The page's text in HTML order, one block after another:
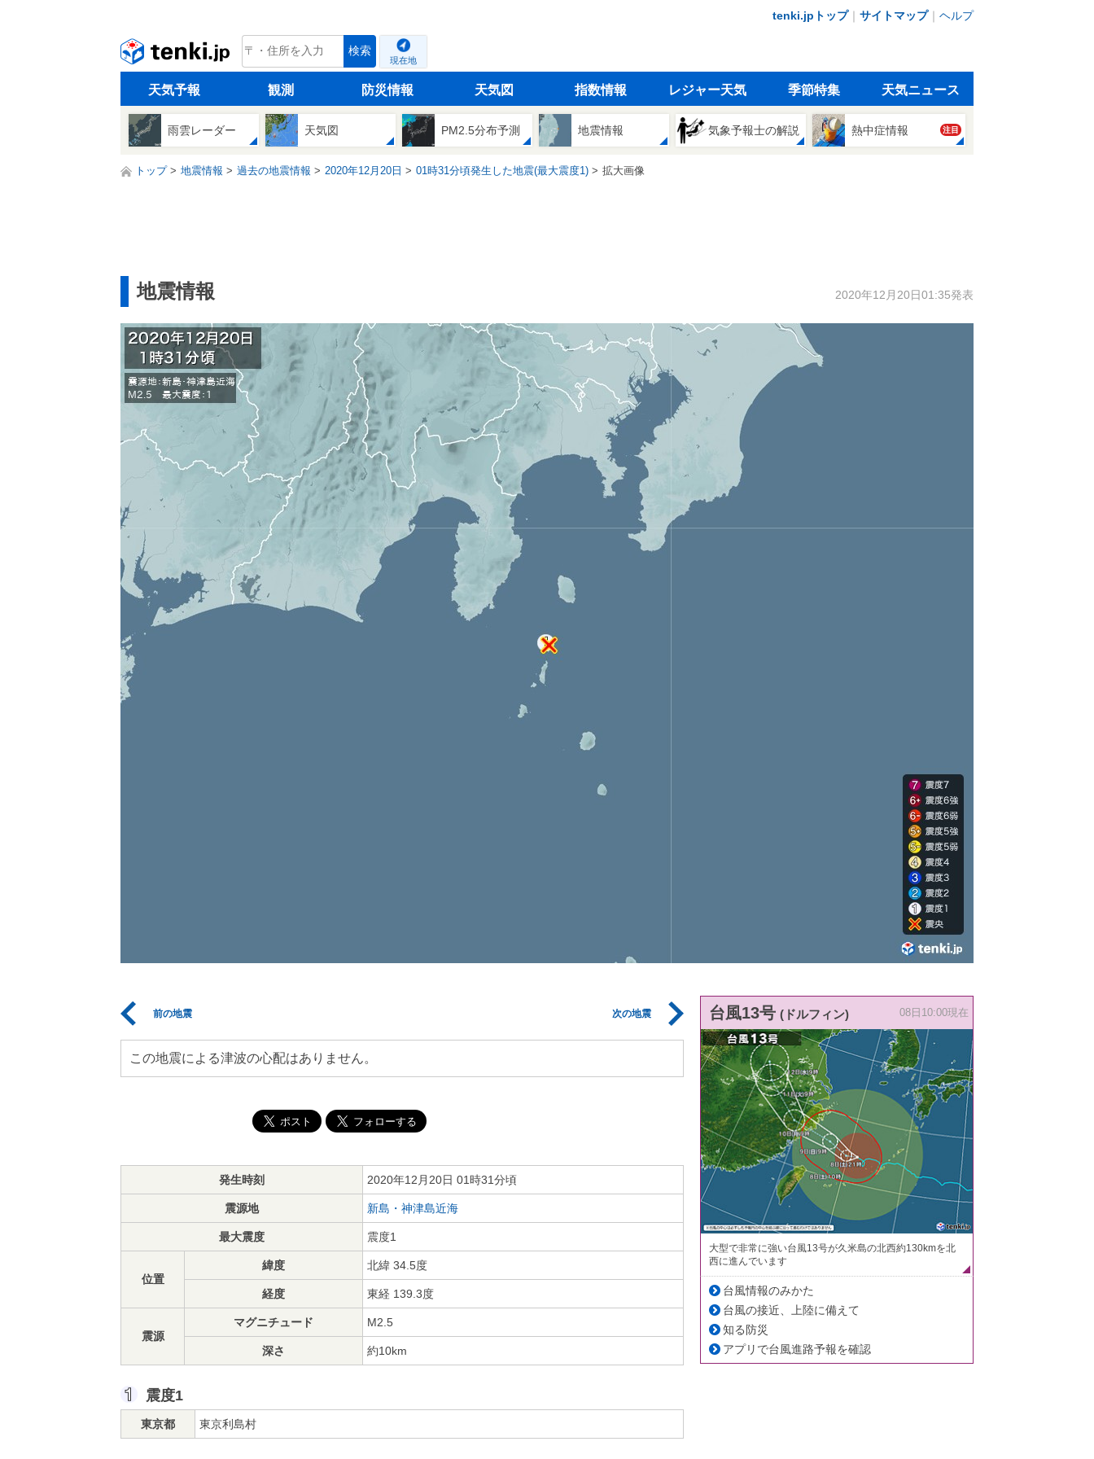
tenki.jpトップ｜ サイトマップ｜ ヘルプ
tenki.jp 検索
現在地
天気予報 観測 防災情報 天気図 指数情報 レジャー天気 季節特集 天気ニュース
雨雲レーダー 天気図 PM2.5分布予測 地震情報 気象予報士の解説 熱中症情報 注目
トップ 地震情報 過去の地震情報 2020年12月20日 01時31分頃発生した地震(最大震度1) 拡大画像
地震情報 2020年12月20日01:35発表
前の地震 次の地震
この地震による津波の心配はありません。
発生時刻 2020年12月20日 01時31分頃
震源地 新島・神津島近海
最大震度 震度1
位置
緯度 北緯 34.5度
経度 東経 139.3度
震源
マグニチュード M2.5
深さ 約10km
震度1
東京都 東京利島村
台風13号 (ドルフィン) 08日10:00現在
大型で非常に強い台風13号が久米島の北西約130kmを北
西に進んでいます
台風情報のみかた
台風の接近、上陸に備えて
知る防災
アプリで台風進路予報を確認